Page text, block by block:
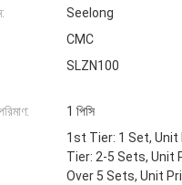
Seelong
CMC
SLZN100
1 পিসি
1st Tier: 1 Set, Unit
Tier: 2-5 Sets, Unit
Over 5 Sets, Unit